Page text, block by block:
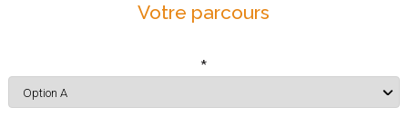
Votre parcours
*